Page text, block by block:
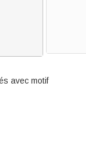
avec motif